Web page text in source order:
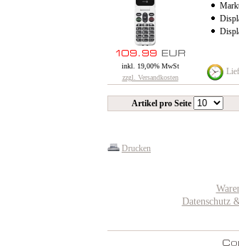
inkl. 19,00% MwSt
zzgl. Versandkosten
Artikel pro Seite
Drucken
Datenschutz